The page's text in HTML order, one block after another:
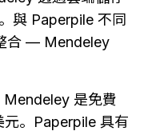
與 Paperpile 不同
合 — Mendeley
Mendeley 是免費
。Paperpile 具有